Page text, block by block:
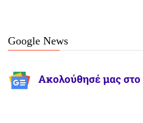
Google News
Ακολούθησέ μας